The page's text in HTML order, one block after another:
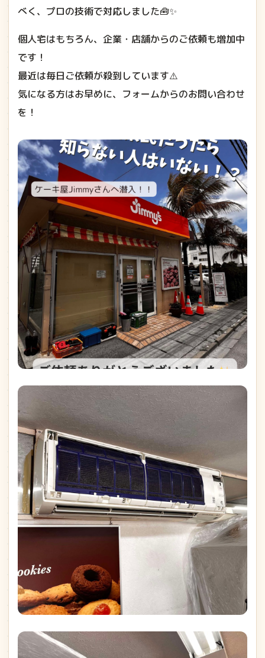
べく、プロの技術で対応しました🧰✨
個人宅はもちろん、企業・店舗からのご依頼も増加中
です！
最近は毎日ご依頼が殺到しています⚠️
気になる方はお早めに、フォームからのお問い合わせ
を！